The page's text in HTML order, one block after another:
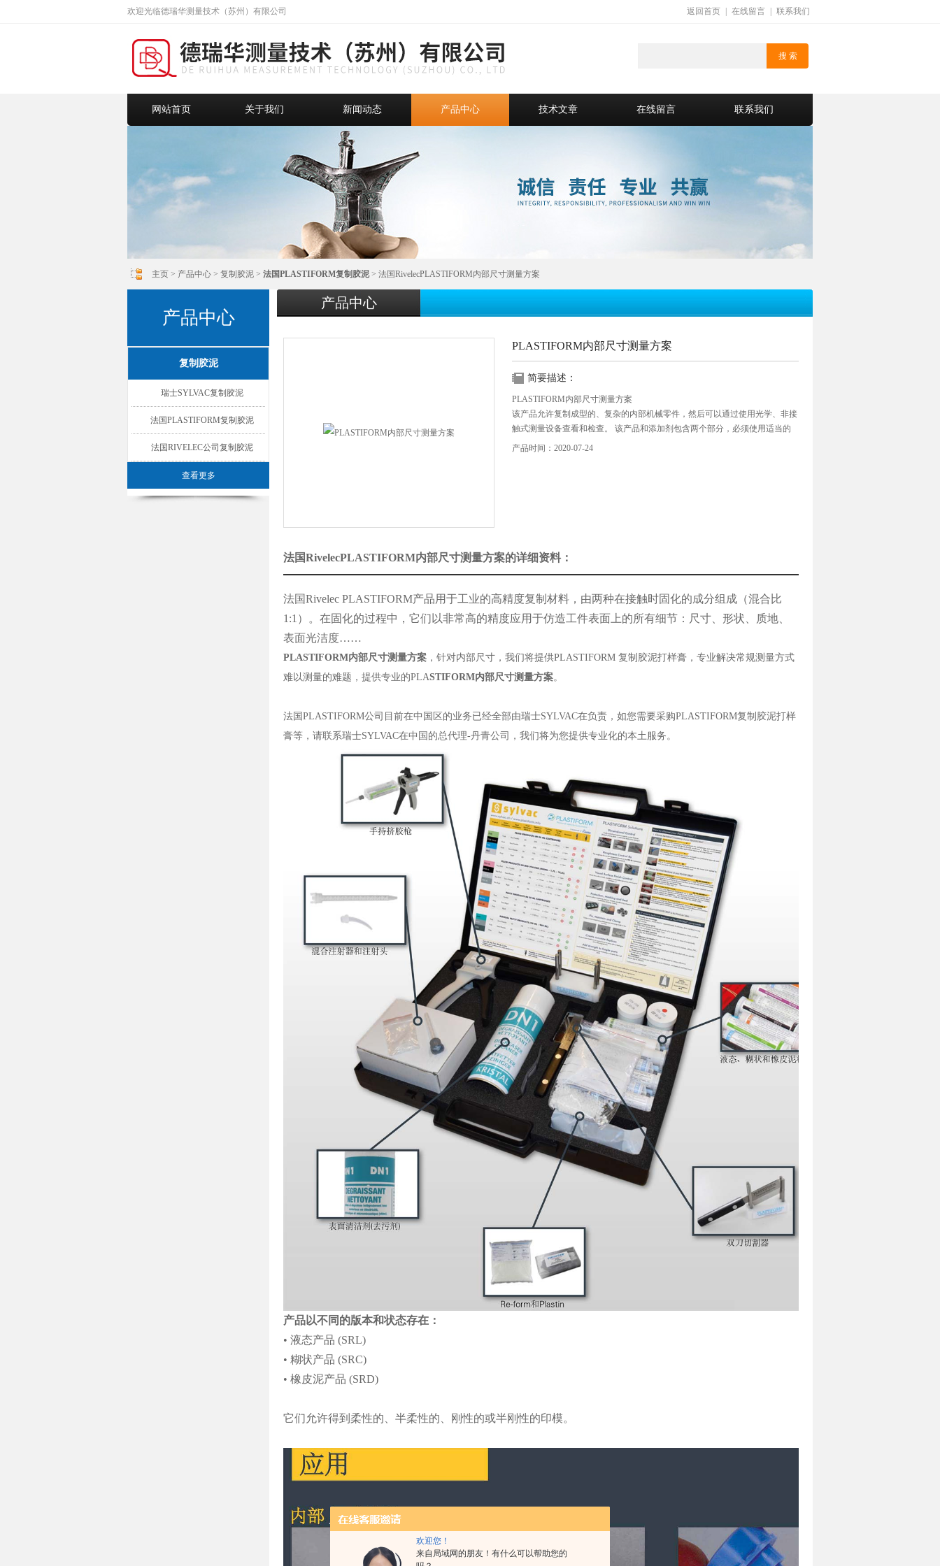
欢迎您！
来自局域网的朋友！有什么可以帮助您的
欢迎光临德瑞华测量技术（苏州）有限公司 返回首页 在线留言 联系我们
网站首页 关于我们 新闻动态 产品中心 技术文章 在线留言 联系我们
主页 > 产品中心 > 复制胶泥 > 法国PLASTIFORM复制胶泥> 法国RivelecPLASTIFORM内部尺寸测量方案
产品中心
复制胶泥
瑞士SYLVAC复制胶泥
法国PLASTIFORM复制胶泥
法国RIVELEC公司复制胶泥
查看更多
产品中心
PLASTIFORM内部尺寸测量方案
简要描述：
PLASTIFORM内部尺寸测量方案
该产品允许复制成型的、复杂的内部机械零件，然后可以通过使用光学、非接
触式测量设备查看和检查。 该产品和添加剂包含两个部分，必须使用适当的
比例混合以确保正确的聚合作用。 在应用该产品之前，复制测试对象时应保
产品时间：2020-07-24
法国RivelecPLASTIFORM内部尺寸测量方案的详细资料：
法国Rivelec PLASTIFORM产品用于工业的高精度复制材料，由两种在接触时固化的成分组成（混合比
1:1）。在固化的过程中，它们以非常高的精度应用于仿造工件表面上的所有细节：尺寸、形状、质地、
表面光洁度……
PLASTIFORM内部尺寸测量方案 ，针对内部尺寸，我们将提供PLASTIFORM 复制胶泥打样膏，专业解决常规测量方式
难以测量的难题，提供专业的PLASTIFORM内部尺寸测量方案。
法国PLASTIFORM公司目前在中国区的业务已经全部由瑞士SYLVAC在负责，如您需要采购PLASTIFORM复制胶泥打样
膏等，请联系瑞士SYLVAC在中国的总代理-丹青公司，我们将为您提供专业化的本土服务。
产品以不同的版本和状态存在：
• 液态产品 (SRL)
• 糊状产品 (SRC)
• 橡皮泥产品 (SRD)
它们允许得到柔性的、半柔性的、刚性的或半刚性的印模。